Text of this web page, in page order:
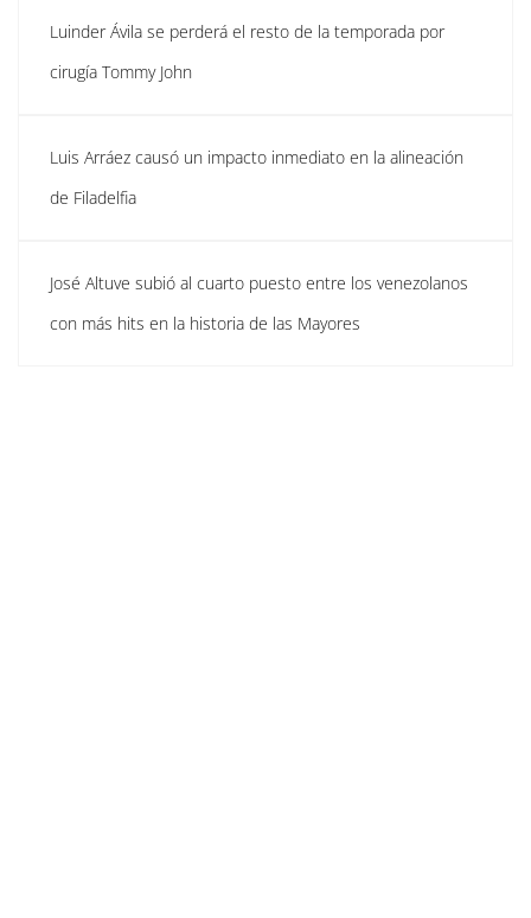
Luinder Ávila se perderá el resto de la temporada por
cirugía Tommy John
Luis Arráez causó un impacto inmediato en la alineación
de Filadelfia
José Altuve subió al cuarto puesto entre los venezolanos
con más hits en la historia de las Mayores